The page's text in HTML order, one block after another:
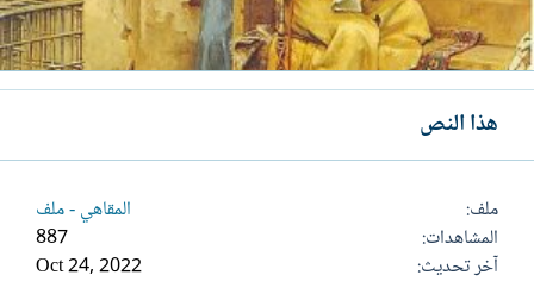
هذا النص
ملف
المقاهي - ملف
المشاهدات
887
آخر تحديث
Oct 24, 2022